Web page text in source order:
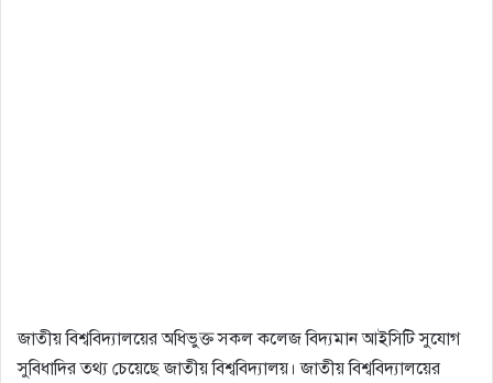
জাতীয় বিশ্ববিদ্যালয়ের অধিভুক্ত সকল কলেজ বিদ্যমান আইসিটি সুযােগ
সুবিধাদির তথ্য চেয়েছে জাতীয় বিশ্ববিদ্যালয়। জাতীয় বিশ্ববিদ্যালয়ের